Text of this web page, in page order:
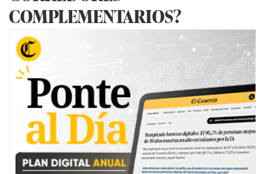
COMPLEMENTARIOS?